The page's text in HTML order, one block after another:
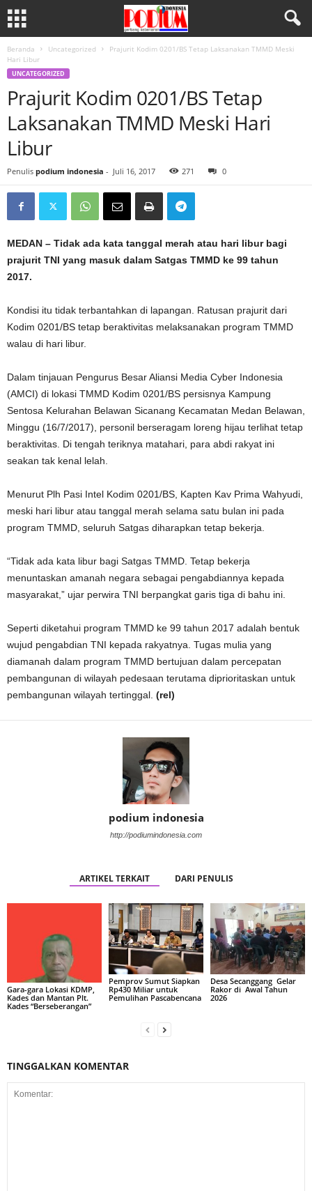
Beranda Uncategorized
Prajurit Kodim 0201/BS Tetap Laksanakan TMMD Meski
Hari Libur
UNCATEGORIZED
Prajurit Kodim 0201/BS Tetap
Laksanakan TMMD Meski Hari
Libur
Penulis podium indonesia - Juli 16, 2017 271 0
MEDAN – Tidak ada kata tanggal merah atau hari libur bagi
prajurit TNI yang masuk dalam Satgas TMMD ke 99 tahun
2017.
Kondisi itu tidak terbantahkan di lapangan. Ratusan prajurit dari
Kodim 0201/BS tetap beraktivitas melaksanakan program TMMD
walau di hari libur.
Dalam tinjauan Pengurus Besar Aliansi Media Cyber Indonesia
(AMCI) di lokasi TMMD Kodim 0201/BS persisnya Kampung
Sentosa Kelurahan Belawan Sicanang Kecamatan Medan Belawan,
Minggu (16/7/2017), personil berseragam loreng hijau terlihat tetap
beraktivitas. Di tengah teriknya matahari, para abdi rakyat ini
seakan tak kenal lelah.
Menurut Plh Pasi Intel Kodim 0201/BS, Kapten Kav Prima Wahyudi,
meski hari libur atau tanggal merah selama satu bulan ini pada
program TMMD, seluruh Satgas diharapkan tetap bekerja.
“Tidak ada kata libur bagi Satgas TMMD. Tetap bekerja
menuntaskan amanah negara sebagai pengabdiannya kepada
masyarakat,” ujar perwira TNI berpangkat garis tiga di bahu ini.
Seperti diketahui program TMMD ke 99 tahun 2017 adalah bentuk
wujud pengabdian TNI kepada rakyatnya. Tugas mulia yang
diamanah dalam program TMMD bertujuan dalam percepatan
pembangunan di wilayah pedesaan terutama diprioritaskan untuk
pembangunan wilayah tertinggal. (rel)
podium indonesia
http://podiumindonesia.com
ARTIKEL TERKAIT DARI PENULIS
Gara-gara Lokasi KDMP,
Kades dan Mantan Plt.
Kades “Berseberangan”
Pemprov Sumut Siapkan
Rp430 Miliar untuk
Pemulihan Pascabencana
Desa Secanggang Gelar
Rakor di Awal Tahun
2026
TINGGALKAN KOMENTAR